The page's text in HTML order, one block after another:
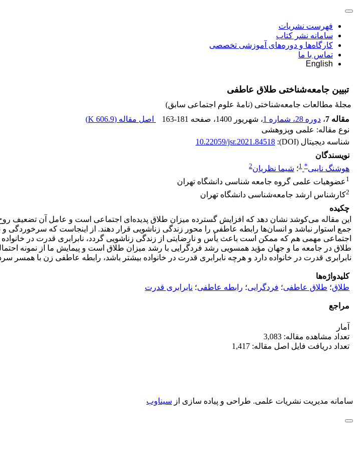
فهرست نشریات
سامانه نشر کتاب
کارگاه‌ها و دوره‌های آموزشی تخصصی
تماس با ما
English
تبیین جامعه‌شناختی طلاق عاطفی
مجلۀ مطالعات جامعه‌شناختی (نامۀ علوم اجتماعی سابق)
مقاله 7
، دوره 28، شماره 1 ، شهریور 1400 ، صفحه 163-181 اصل مقاله (606.9 K
)
نوع مقاله: علمی وپزوهشی
شناسه دیجیتال (DOI):
10.22059/jsr.2021.84518
نویسندگان
هوشنگ نایبی*
1؛ شیما نظریان2
1 عضوهیات علمی گروه جامعه شناسی دانشگاه تهران
2کارشناس ارشد جامعه‌شناسی دانشگاه تهران
چکیده
این مقاله می‌کوشد نشان دهد که افزایش گسترده میزان طلاق پدیده‌ای اجتماعی است و عامل آن
جمع استوار نباشد و انسان‌ها رابطه عاطفی را محور زندگی زناشویی قرار دهند. از اینجاست که
اجتماعی مهمی هم که ممکن است باعث یأس و نارضایتی از زندگی زناشویی گردد، نابرابری قدرت در
طلاق در جامعه ما و جهان مؤید همسویی رشد فردگرایی با رشد میزان طلاق است و پیمایش ما از نمونه
نابرابری قدرت در خانواده دارد و هرچه نابرابری قدرت در خانواده بیشتر باشد، رابطه عاطفی زن با همسر
کلیدواژه‌ها
طلاق؛ طلاق عاطفی؛ فردگرایی؛ رابطه عاطفی؛ نابرابری قدرت
مراجع
آمار
تعداد مشاهده مقاله: 3,083
تعداد دریافت فایل اصل مقاله: 1,417
سامانه مدیریت نشریات علمی. طراحی و پیاده سازی از سیناوب